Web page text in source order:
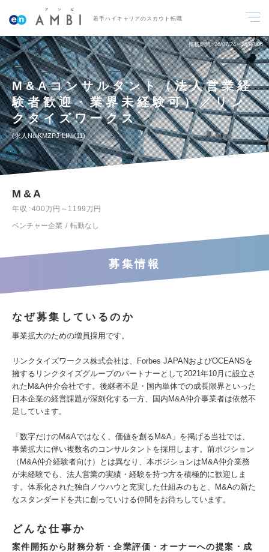
若手ハイキャリアのスカウト転職
掲載期間 26/07/24～26/08/06
M&Aコンサルタント（法人営業経
験者歓迎・業界未経験可）／リン
クタイズワークス
求人No.KMZPJ-LINK11
M&A
年収
400万円～1199万円
ベンチャー企業
転勤なし
募集情報
なぜ募集しているのか
事業拡大のための増員採用です。
リンクタイズワークス株式会社は、Forbes JAPANおよびOCEANSを
擁するリンクタイズグループのパートナーとして2021年10月に設立さ
れたM&A仲介会社です。後継者不足・国内単体での成長限界といった
日本企業の経営課題が深刻化する一方、国内M&A仲介事業者は依然不
足しています。
「数字だけのM&Aではなく、価値を創るM&A」を掲げる当社では、
事業拡大に伴い複数名のコンサルタントを採用します。前ポジション
（M&A仲介経験者向け）とは異なり、本ポジションはM&A仲介業務
が未経験でも、法人営業の実績・経験を持つ方を積極的に歓迎しま
す。体系化された独自ノウハウと充実した仕組みのもと、M&Aの新た
なスタンダードを共に創っていける仲間をお待ちしています。
どんな仕事か
案件開拓から財務分析・企業評価・オーナーへの提案・成